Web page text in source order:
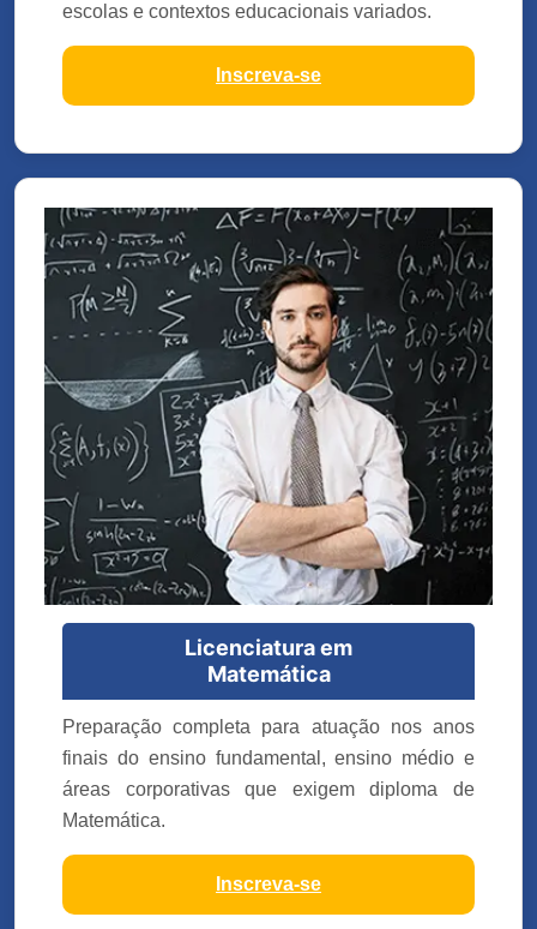
escolas e contextos educacionais variados.
Inscreva-se
Licenciatura em
Matemática
Preparação completa para atuação nos anos
finais do ensino fundamental, ensino médio e
áreas corporativas que exigem diploma de
Matemática.
Inscreva-se